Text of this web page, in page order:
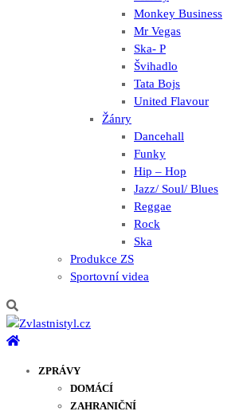
Monkey Business
Mr Vegas
Ska- P
Švihadlo
Tata Bojs
United Flavour
Žánry
Dancehall
Funky
Hip – Hop
Jazz/ Soul/ Blues
Reggae
Rock
Ska
Produkce ZS
Sportovní videa
ZPRÁVY
DOMÁCÍ
ZAHRANIČNÍ